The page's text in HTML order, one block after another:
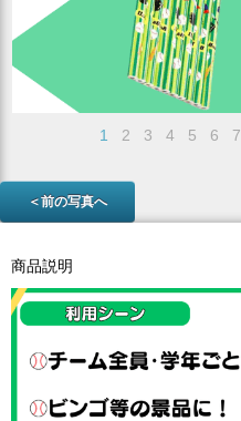
1 2 3 4 5 6 7
＜前の写真へ
商品説明